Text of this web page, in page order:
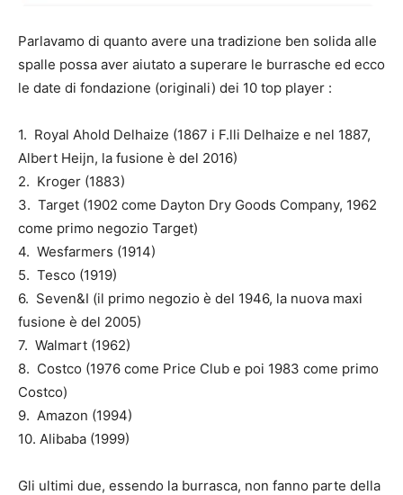
Parlavamo di quanto avere una tradizione ben solida alle
spalle possa aver aiutato a superare le burrasche ed ecco
le date di fondazione (originali) dei 10 top player :
1. Royal Ahold Delhaize (1867 i F.lli Delhaize e nel 1887,
Albert Heijn, la fusione è del 2016)
2. Kroger (1883)
3. Target (1902 come Dayton Dry Goods Company, 1962
come primo negozio Target)
4. Wesfarmers (1914)
5. Tesco (1919)
6. Seven&I (il primo negozio è del 1946, la nuova maxi
fusione è del 2005)
7. Walmart (1962)
8. Costco (1976 come Price Club e poi 1983 come primo
Costco)
9. Amazon (1994)
10. Alibaba (1999)
Gli ultimi due, essendo la burrasca, non fanno parte della